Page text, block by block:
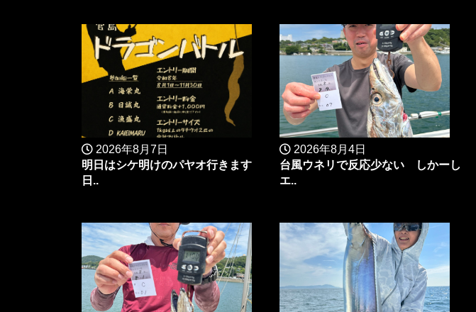
2026年8月7日
明日はシケ明けのパヤオ行きます
日..
2026年8月4日
台風ウネリで反応少ない しかーし
エ..